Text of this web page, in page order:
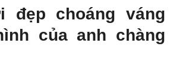
đẹp choáng váng
của anh chàng